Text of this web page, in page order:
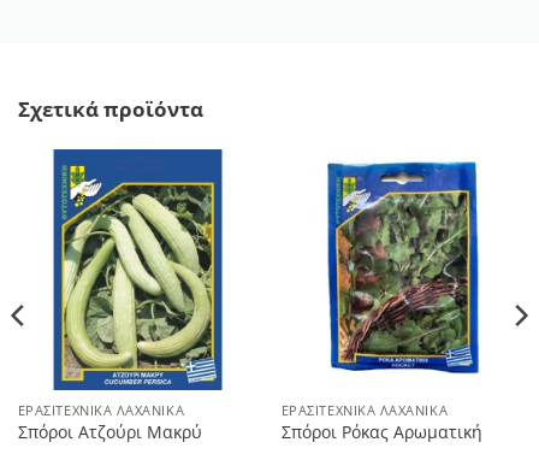
Σχετικά προϊόντα
ΕΡΑΣΙΤΕΧΝΙΚΆ ΛΑΧΑΝΙΚΆ
Σπόροι Ατζούρι Μακρύ
ΕΡΑΣΙΤΕΧΝΙΚΆ ΛΑΧΑΝΙΚΆ
Σπόροι Ρόκας Αρωματική